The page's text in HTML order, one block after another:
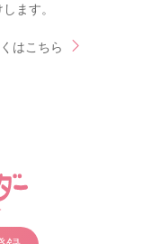
ます。
はこちら